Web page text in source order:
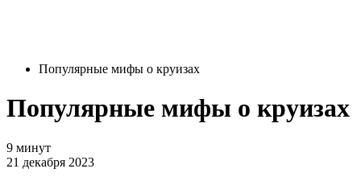
Популярные мифы о круизах
Популярные мифы о круизах
9 минут
21 декабря 2023